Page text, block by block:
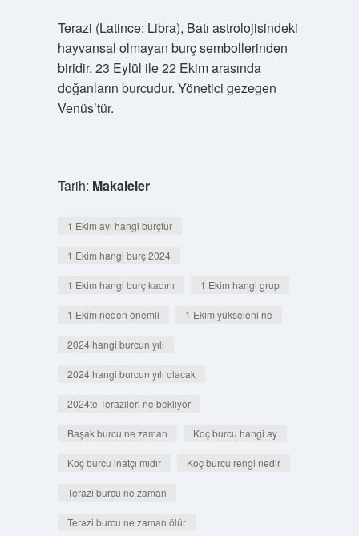
Terazi (Latince: Libra), Batı astrolojisindeki
hayvansal olmayan burç sembollerinden
biridir. 23 Eylül ile 22 Ekim arasında
doğanların burcudur. Yönetici gezegen
Venüs’tür.
Tarih: Makaleler
1 Ekim ayı hangi burçtur
1 Ekim hangi burç 2024
1 Ekim hangi burç kadını 1 Ekim hangi grup
1 Ekim neden önemli 1 Ekim yükseleni ne
2024 hangi burcun yılı
2024 hangi burcun yılı olacak
2024te Terazileri ne bekliyor
Başak burcu ne zaman Koç burcu hangi ay
Koç burcu inatçı mıdır Koç burcu rengi nedir
Terazi burcu ne zaman
Terazi burcu ne zaman ölür